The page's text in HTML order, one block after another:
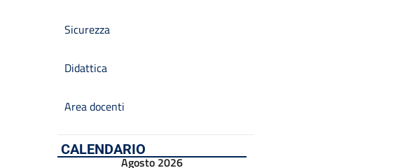
Sicurezza
Didattica
Area docenti
CALENDARIO
Agosto 2026